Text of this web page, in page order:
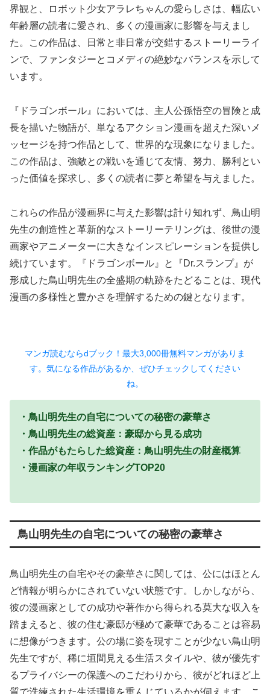
界観と、ロボット少女アラレちゃんの愛らしさは、幅広い
年齢層の読者に愛され、多くの漫画家に影響を与えまし
た。この作品は、日常と非日常が交錯するストーリーライ
ンで、ファンタジーとコメディの絶妙なバランスを示して
います。
『ドラゴンボール』においては、主人公孫悟空の冒険と成
長を描いた物語が、単なるアクション漫画を超えた深いメ
ッセージを持つ作品として、世界的な現象になりました。
この作品は、強敵との戦いを通じて友情、努力、勝利とい
った価値を探求し、多くの読者に夢と希望を与えました。
これらの作品が漫画界に与えた影響は計り知れず、鳥山明
先生の創造性と革新的なストーリーテリングは、後世の漫
画家やアニメーターに大きなインスピレーションを提供し
続けています。『ドラゴンボール』と『Dr.スランプ』が
形成した鳥山明先生の全盛期の軌跡をたどることは、現代
漫画の多様性と豊かさを理解するための鍵となります。
マンガ読むならdブック！最大3,000冊無料マンガがありま
す。気になる作品があるか、ぜひチェックしてください
ね。
・鳥山明先生の自宅についての秘密の豪華さ
・鳥山明先生の総資産：豪邸から見る成功
・作品がもたらした総資産：鳥山明先生の財産概算
・漫画家の年収ランキングTOP20
鳥山明先生の自宅についての秘密の豪華さ
鳥山明先生の自宅やその豪華さに関しては、公にはほとん
ど情報が明らかにされていない状態です。しかしながら、
彼の漫画家としての成功や著作から得られる莫大な収入を
踏まえると、彼の住む豪邸が極めて豪華であることは容易
に想像がつきます。公の場に姿を現すことが少ない鳥山明
先生ですが、稀に垣間見える生活スタイルや、彼が優先す
るプライバシーの保護へのこだわりから、彼がどれほど上